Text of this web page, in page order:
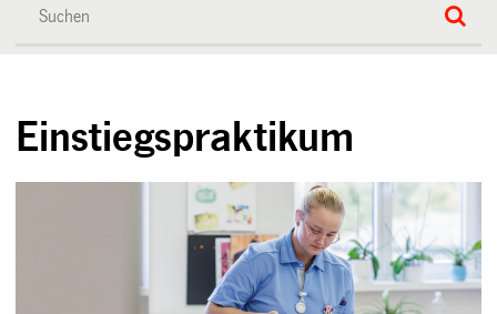
Einstiegspraktikum